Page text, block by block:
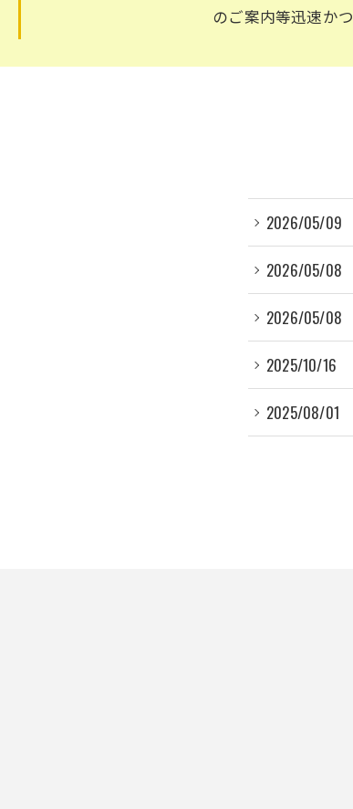
のご案内等迅速か
2026/05/09
2026/05/08
2026/05/08
2025/10/16
2025/08/01